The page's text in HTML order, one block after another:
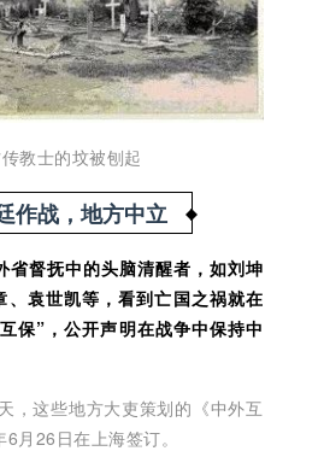
教士的坟被刨起
作战，地方中立
省督抚中的头脑清醒者，如刘坤
、袁世凯等，看到亡国之祸就在
保”，公开声明在战争中保持中
，这些地方大吏策划的《中外互
月26日在上海签订。